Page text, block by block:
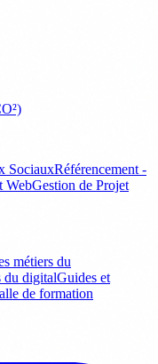
SociauxRéférencement -
WebGestion de Projet
métiers du
du digitalGuides et
de formation